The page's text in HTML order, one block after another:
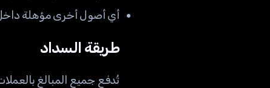
أي أصول أخرى مؤهلة
طريقة السداد
تُدفع جميع المبالغ